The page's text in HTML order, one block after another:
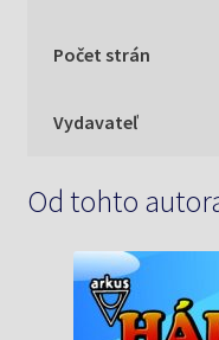
Počet strán
Vydavateľ
Od tohto